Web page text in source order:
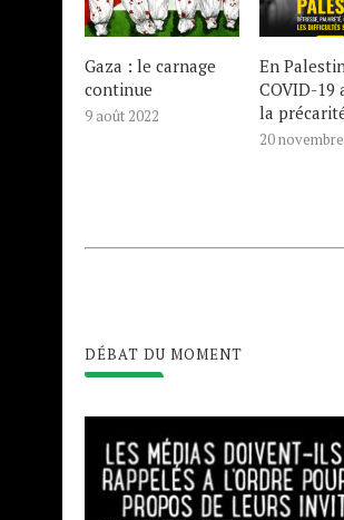
Gaza : le carnage
continue
9 août 2022
En
COVID-19
la
20
DÉBAT DU MOMENT